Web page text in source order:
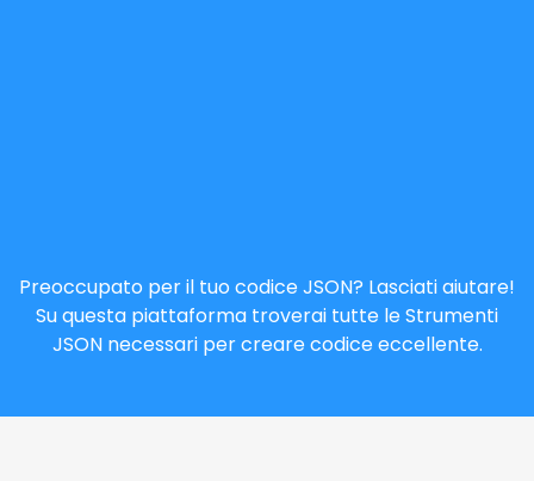
Preoccupato per il tuo codice JSON? Lasciati aiutare!
Su questa piattaforma troverai tutte le Strumenti
JSON necessari per creare codice eccellente.